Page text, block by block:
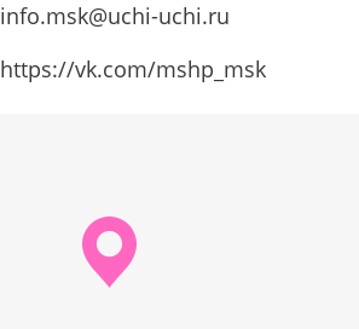
info.msk@uchi-uchi.ru
https://vk.com/mshp_msk